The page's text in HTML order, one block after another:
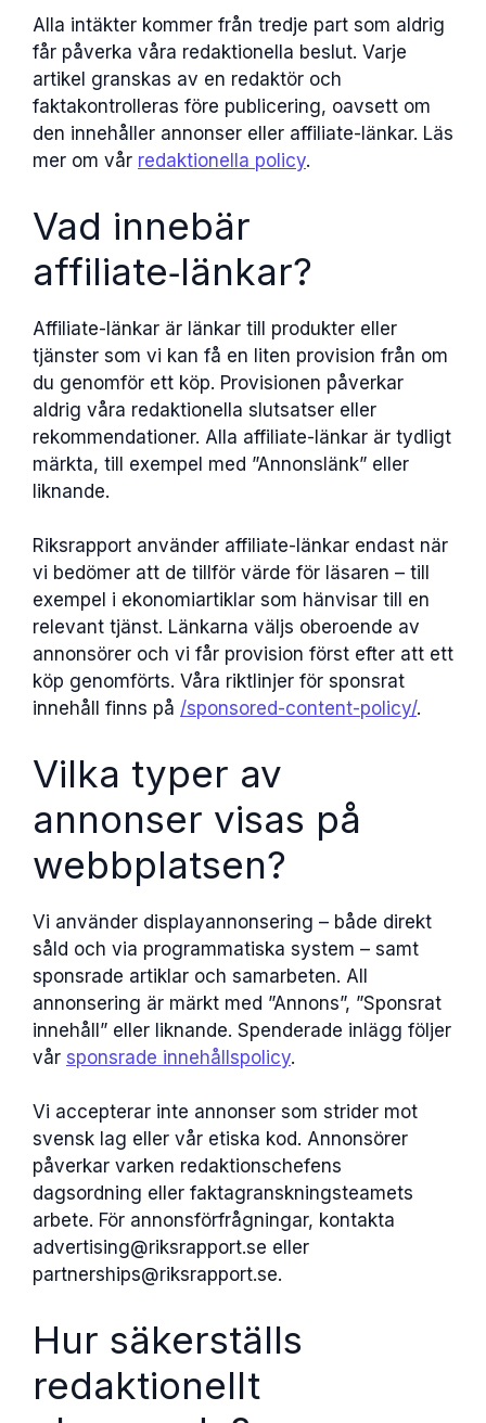
Alla intäkter kommer från tredje part som aldrig
får påverka våra redaktionella beslut. Varje
artikel granskas av en redaktör och
faktakontrolleras före publicering, oavsett om
den innehåller annonser eller affiliate-länkar. Läs
mer om vår redaktionella policy.
Vad innebär
affiliate‑länkar?
Affiliate-länkar är länkar till produkter eller
tjänster som vi kan få en liten provision från om
du genomför ett köp. Provisionen påverkar
aldrig våra redaktionella slutsatser eller
rekommendationer. Alla affiliate-länkar är tydligt
märkta, till exempel med ”Annonslänk” eller
liknande.
Riksrapport använder affiliate-länkar endast när
vi bedömer att de tillför värde för läsaren – till
exempel i ekonomiartiklar som hänvisar till en
relevant tjänst. Länkarna väljs oberoende av
annonsörer och vi får provision först efter att ett
köp genomförts. Våra riktlinjer för sponsrat
innehåll finns på /sponsored-content-policy/.
Vilka typer av
annonser visas på
webbplatsen?
Vi använder displayannonsering – både direkt
såld och via programmatiska system – samt
sponsrade artiklar och samarbeten. All
annonsering är märkt med ”Annons”, ”Sponsrat
innehåll” eller liknande. Spenderade inlägg följer
vår sponsrade innehållspolicy.
Vi accepterar inte annonser som strider mot
svensk lag eller vår etiska kod. Annonsörer
påverkar varken redaktionschefens
dagsordning eller faktagranskningsteamets
arbete. För annonsförfrågningar, kontakta
advertising@riksrapport.se eller
partnerships@riksrapport.se.
Hur säkerställs
redaktionellt